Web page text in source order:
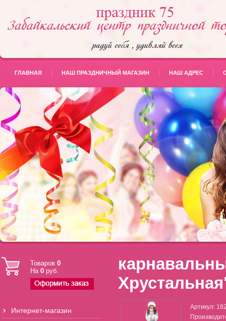
ГЛАВНАЯ НАШ ПРАЗДНИЧНЫЙ МАГАЗИН НАШ АДРЕС
Артикул:
Товаров 0
На 0 руб.
Интернет-магазин